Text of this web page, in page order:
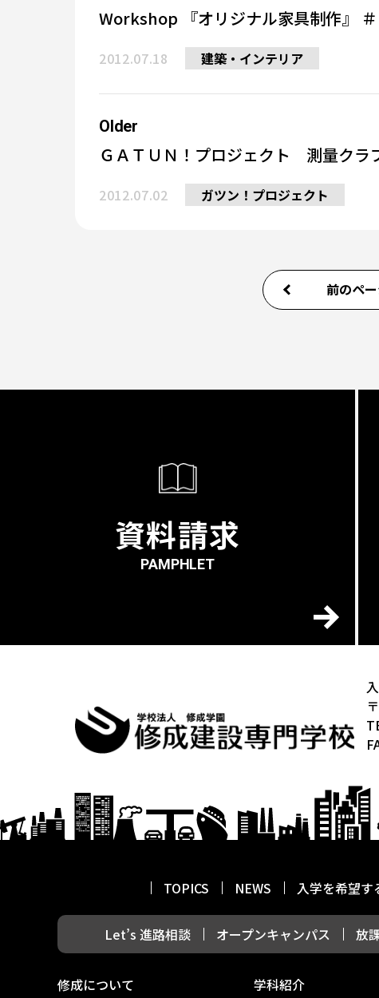
Workshop 『オリジナル家具制作』 ＃
2012.07.18 建築・インテリア
Older
ＧＡＴＵＮ！プロジェクト 測量クラ
2012.07.02 ガツン！プロジェクト
前のペ
資料請求
PAMPHLET
TOPICS NEWS 入学を希望す
Let’s 進路相談 オープンキャンパス 放
修成について 学科紹介